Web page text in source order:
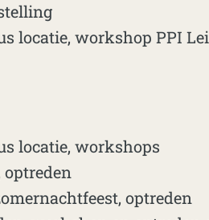
locatie, workshop PPI
locatie, workshops
optreden